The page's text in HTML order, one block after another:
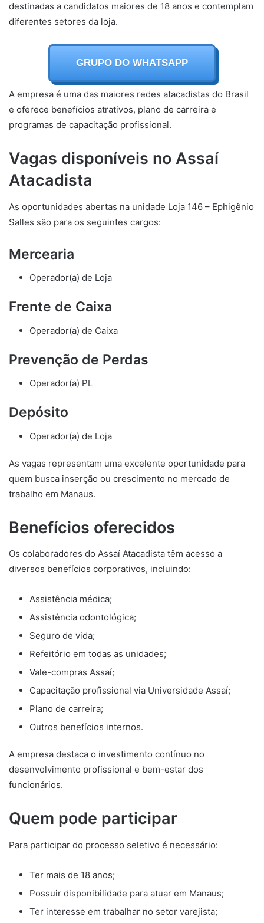
destinadas a candidatos maiores de 18 anos e contemplam
diferentes setores da loja.
GRUPO DO WHATSAPP
A empresa é uma das maiores redes atacadistas do Brasil
e oferece benefícios atrativos, plano de carreira e
programas de capacitação profissional.
Vagas disponíveis no Assaí
Atacadista
As oportunidades abertas na unidade Loja 146 – Ephigênio
Salles são para os seguintes cargos:
Mercearia
Operador(a) de Loja
Frente de Caixa
Operador(a) de Caixa
Prevenção de Perdas
Operador(a) PL
Depósito
Operador(a) de Loja
As vagas representam uma excelente oportunidade para
quem busca inserção ou crescimento no mercado de
trabalho em Manaus.
Benefícios oferecidos
Os colaboradores do Assaí Atacadista têm acesso a
diversos benefícios corporativos, incluindo:
Assistência médica;
Assistência odontológica;
Seguro de vida;
Refeitório em todas as unidades;
Vale-compras Assaí;
Capacitação profissional via Universidade Assaí;
Plano de carreira;
Outros benefícios internos.
A empresa destaca o investimento contínuo no
desenvolvimento profissional e bem-estar dos
funcionários.
Quem pode participar
Para participar do processo seletivo é necessário:
Ter mais de 18 anos;
Possuir disponibilidade para atuar em Manaus;
Ter interesse em trabalhar no setor varejista;